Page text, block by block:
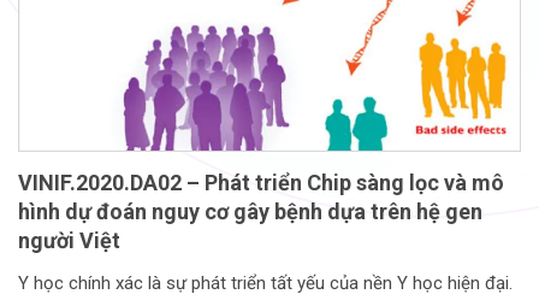
VINIF.2020.DA02 – Phát triển Chip sàng lọc và mô
hình dự đoán nguy cơ gây bệnh dựa trên hệ gen
người Việt
Y học chính xác là sự phát triển tất yếu của nền Y học hiện đại.